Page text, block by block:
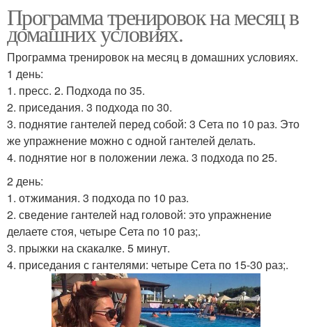
Программа тренировок на месяц в
домашних условиях.
Программа тренировок на месяц в домашних условиях.
1 день:
1. пресс. 2. Подхода по 35.
2. приседания. 3 подхода по 30.
3. поднятие гантелей перед собой: 3 Сета по 10 раз. Это
же упражнение можно с одной гантелей делать.
4. поднятие ног в положении лежа. 3 подхода по 25.
2 день:
1. отжимания. 3 подхода по 10 раз.
2. сведение гантелей над головой: это упражнение
делаете стоя, четыре Сета по 10 раз;.
3. прыжки на скакалке. 5 минут.
4. приседания с гантелями: четыре Сета по 15-30 раз;.